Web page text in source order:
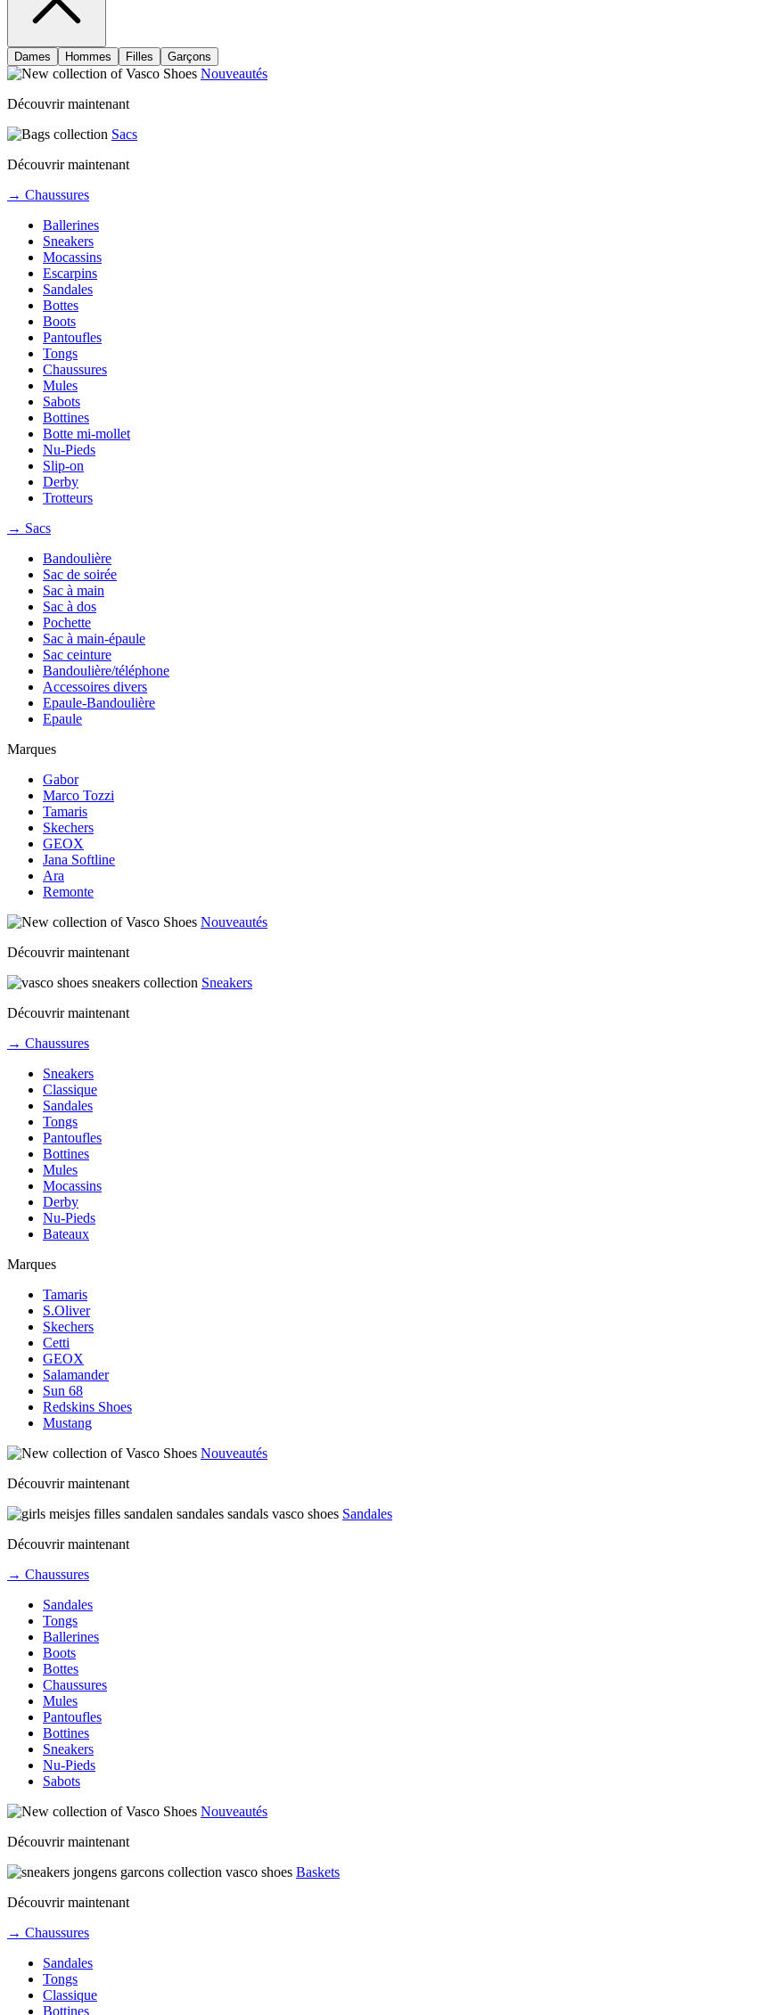
Dames Hommes Filles Garçons
Nouveautés
Découvrir maintenant
Sacs
Découvrir maintenant
→ Chaussures
Ballerines
Sneakers
Mocassins
Escarpins
Sandales
Bottes
Boots
Pantoufles
Tongs
Chaussures
Mules
Sabots
Bottines
Botte mi-mollet
Nu-Pieds
Slip-on
Derby
Trotteurs
→ Sacs
Bandoulière
Sac de soirée
Sac à main
Sac à dos
Pochette
Sac à main-épaule
Sac ceinture
Bandoulière/téléphone
Accessoires divers
Epaule-Bandoulière
Epaule
Marques
Gabor
Marco Tozzi
Tamaris
Skechers
GEOX
Jana Softline
Ara
Remonte
Nouveautés
Découvrir maintenant
Sneakers
Découvrir maintenant
→ Chaussures
Sneakers
Classique
Sandales
Tongs
Pantoufles
Bottines
Mules
Mocassins
Derby
Nu-Pieds
Bateaux
Marques
Tamaris
S.Oliver
Skechers
Cetti
GEOX
Salamander
Sun 68
Redskins Shoes
Mustang
Nouveautés
Découvrir maintenant
Sandales
Découvrir maintenant
→ Chaussures
Sandales
Tongs
Ballerines
Boots
Bottes
Chaussures
Mules
Pantoufles
Bottines
Sneakers
Nu-Pieds
Sabots
Nouveautés
Découvrir maintenant
Baskets
Découvrir maintenant
→ Chaussures
Sandales
Tongs
Classique
Bottines